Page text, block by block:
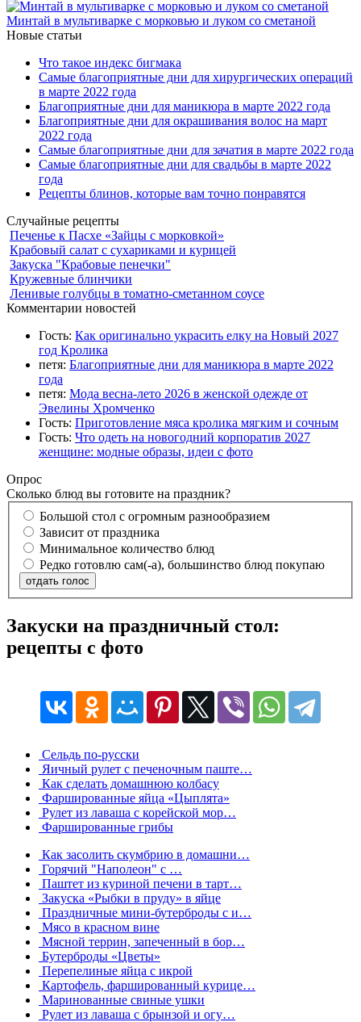
Минтай в мультиварке с морковью и луком со сметаной
Новые статьи
Что такое индекс бигмака
Самые благоприятные дни для хирургических операций
в марте 2022 года
Благоприятные дни для маникюра в марте 2022 года
Благоприятные дни для окрашивания волос на март
2022 года
Самые благоприятные дни для зачатия в марте 2022 года
Самые благоприятные дни для свадьбы в марте 2022
года
Рецепты блинов, которые вам точно понравятся
Случайные рецепты
Печенье к Пасхе «Зайцы с морковкой»
Крабовый салат с сухариками и курицей
Закуска "Крабовые пенечки"
Кружевные блинчики
Ленивые голубцы в томатно-сметанном соусе
Комментарии новостей
Гость: Как оригинально украсить елку на Новый 2027
год Кролика
петя: Благоприятные дни для маникюра в марте 2022
года
петя: Мода весна-лето 2026 в женской одежде от
Эвелины Хромченко
Гость: Приготовление мяса кролика мягким и сочным
Гость: Что одеть на новогодний корпоратив 2027
женщине: модные образы, идеи с фото
Опрос
Сколько блюд вы готовите на праздник?
Большой стол с огромным разнообразием
Зависит от праздника
Минимальное количество блюд
Редко готовлю сам(-а), большинство блюд покупаю
отдать голос
Закуски на праздничный стол:
рецепты с фото
Сельдь по-русски
Яичный рулет с печеночным паште…
Как сделать домашнюю колбасу
Фаршированные яйца «Цыплята»
Рулет из лаваша с корейской мор…
Фаршированные грибы
Как засолить скумбрию в домашни…
Горячий "Наполеон" с …
Паштет из куриной печени в тарт…
Закуска «Рыбки в пруду» в яйце
Праздничные мини-бутерброды с и…
Мясо в красном вине
Мясной террин, запеченный в бор…
Бутерброды «Цветы»
Перепелиные яйца с икрой
Картофель, фаршированный курице…
Маринованные свиные ушки
Рулет из лаваша с брынзой и огу…